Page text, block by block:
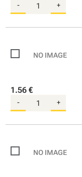
- +
1.56 €
- +